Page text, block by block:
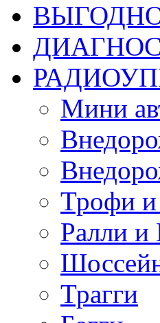
Мини
Трофи
Ралли и
Трагги